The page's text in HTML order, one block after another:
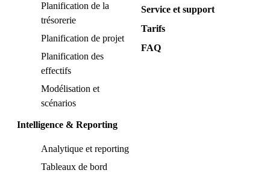
Planification de la
trésorerie
Planification de projet
Planification des
effectifs
Modélisation et
scénarios
Intelligence & Reporting
Analytique et reporting
Tableaux de bord
Service et support
Tarifs
FAQ